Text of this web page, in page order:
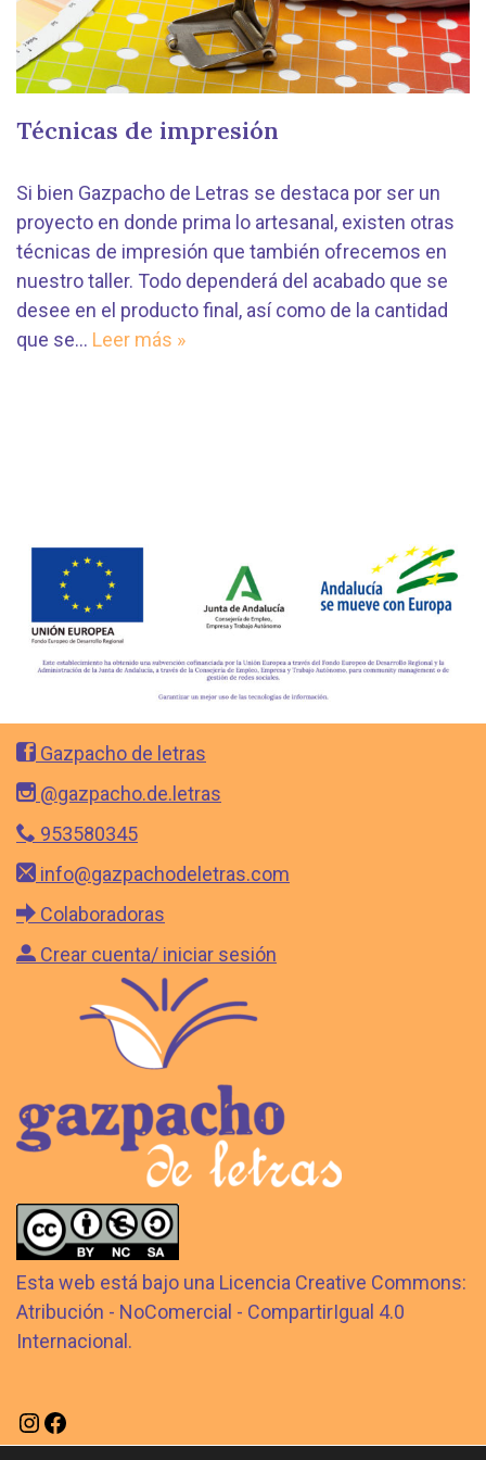
Técnicas de impresión
Si bien Gazpacho de Letras se destaca por ser un
proyecto en donde prima lo artesanal, existen otras
técnicas de impresión que también ofrecemos en
nuestro taller. Todo dependerá del acabado que se
desee en el producto final, así como de la cantidad
que se… Leer más »
Gazpacho de letras
@gazpacho.de.letras
953580345
info@gazpachodeletras.com
Colaboradoras
Crear cuenta/ iniciar sesión
Esta web está bajo una Licencia Creative Commons:
Atribución - NoComercial - CompartirIgual 4.0
Internacional.